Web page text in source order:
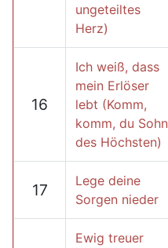
ungeteiltes
Herz)
16
Ich weiß, dass
mein Erlöser
lebt (Komm,
komm, du Sohn
des Höchsten)
17
Lege deine
Sorgen nieder
Ewig treuer